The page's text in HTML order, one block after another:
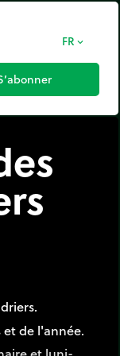
FR expand_more
de l'année.